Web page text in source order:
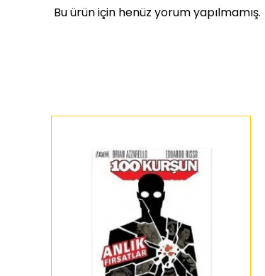
Bu ürün için henüz yorum yapılmamış.